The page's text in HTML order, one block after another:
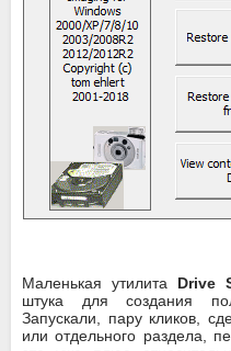
Маленькая утилита Drive
штука для создания
Запускали, пару кликов,
или отдельного раздела,